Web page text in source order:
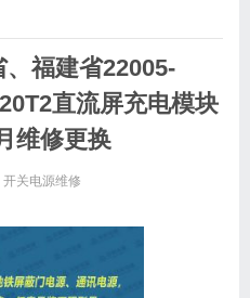
福建省22005-
直流屏充电模块
维修更换
开关电源维修